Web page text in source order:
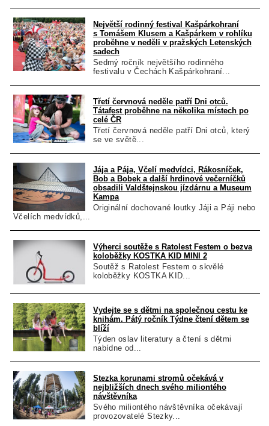
Největší rodinný festival Kašpárkohraní
s Tomášem Klusem a Kašpárkem v rohlíku
proběhne v neděli v pražských Letenských
sadech
Sedmý ročník největšího rodinného
festivalu v Čechách Kašpárkohraní...
Třetí červnová neděle patří Dni otců.
Tátafest proběhne na několika místech po
celé ČR
Třetí červnová neděle patří Dni otců, který
se ve světě...
Jája a Pája, Včelí medvídci, Rákosníček,
Bob a Bobek a další hrdinové večerníčků
obsadili Valdštejnskou jízdárnu a Museum
Kampa
Originální dochované loutky Jáji a Páji nebo
Včelích medvídků,...
Výherci soutěže s Ratolest Festem o bezva
koloběžky KOSTKA KID MINI 2
Soutěž s Ratolest Festem o skvělé
koloběžky KOSTKA KID...
Vydejte se s dětmi na společnou cestu ke
knihám. Pátý ročník Týdne čtení dětem se
blíží
Týden oslav literatury a čtení s dětmi
nabídne od...
Stezka korunami stromů očekává v
nejbližších dnech svého miliontého
návštěvníka
Svého miliontého návštěvníka očekávají
provozovatelé Stezky...